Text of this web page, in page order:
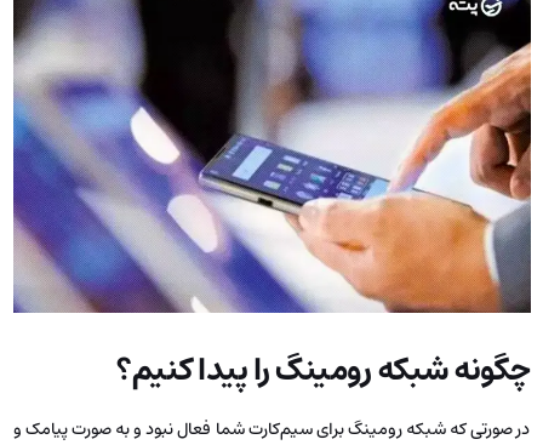
چگونه شبکه رومینگ را پیدا کنیم؟
در صورتی که شبکه رومینگ برای سیم‌کارت شما فعال نبود و به صورت پیامک و